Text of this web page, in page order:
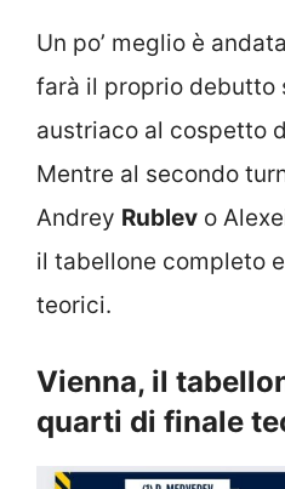
Un po’ meglio è
farà il proprio debutto
austriaco al cospetto
Mentre al secondo
Andrey Rublev o
il tabellone completo
teorici.
Vienna, il
quarti di finale